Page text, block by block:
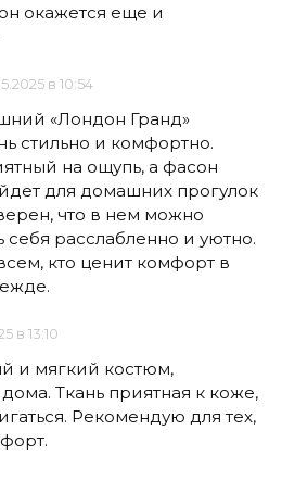
окажется еще и
в 10:54
«Лондон Гранд»
стильно и комфортно.
на ощупь, а фасон
для домашних прогулок
что в нем можно
себя расслабленно и уютно.
кто ценит комфорт в
в 13:10
и мягкий костюм,
Ткань приятная к коже,
Рекомендую для тех,